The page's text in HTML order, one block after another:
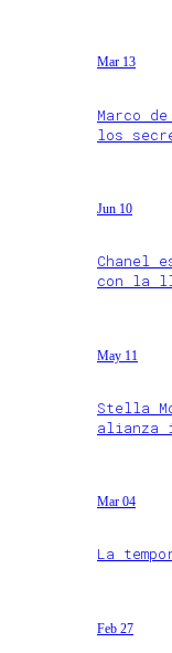
Mar 13
Marco
los
Jun 10
Chanel
con la
May 11
Stella
alianza
Mar 04
La
Feb 27